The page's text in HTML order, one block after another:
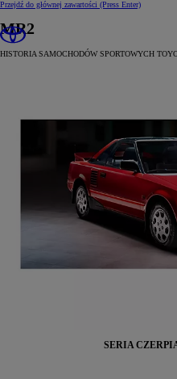
Przejdź do głównej zawartości (Press Enter)
MR2
HISTORIA SAMOCHODÓW SPORTOWYCH
SERIA